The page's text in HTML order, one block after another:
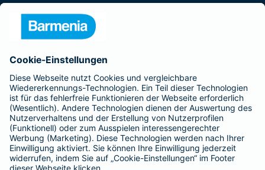
Barmenia ist Teil der BarmeniaGothaer
BELIEBTE SEITEN
Kranken-Zusatzversicherung
Tierversicherungen
Haftpflichtversicherung
Hausratversicherung